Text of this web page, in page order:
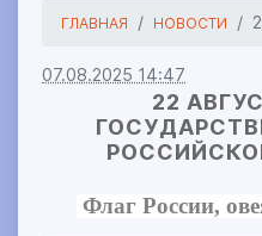
ГЛАВНАЯ НОВОСТИ
07.08.2025 14:47
22
Флаг России,